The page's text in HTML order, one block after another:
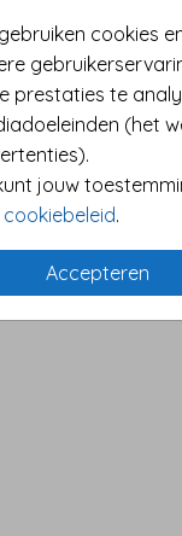
cookies
prestaties te
(het
jouw
cookiebeleid.
Accepteren